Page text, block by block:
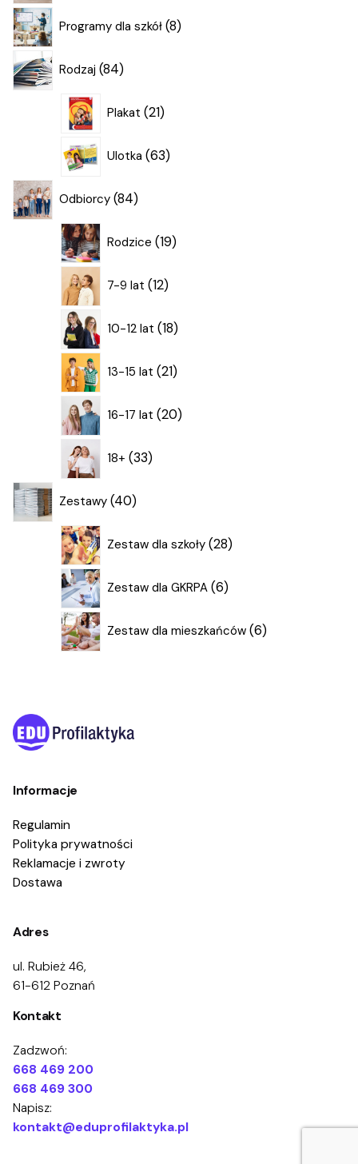
Programy dla szkół 8
8
produktów
Rodzaj 84
84
produkty
Plakat 21
21
produktów
Ulotka 63
63
produkty
Odbiorcy 84
84
produkty
Rodzice 19
19
produktów
7-9 lat 12
12
produktów
10-12 lat 18
18
produktów
13-15 lat 21
21
produktów
16-17 lat 20
20
produktów
18+ 33
33
produkty
Zestawy 40
40
produktów
Zestaw dla szkoły 28
28
produktów
Zestaw dla GKRPA 6
6
produktów
Zestaw dla mieszkańców 6
6
produktów
Informacje
Regulamin
Polityka prywatności
Reklamacje i zwroty
Dostawa
Adres
ul. Rubież 46,
61-612 Poznań
Kontakt
Zadzwoń:
668 469 200
668 469 300
Napisz:
kontakt@eduprofilaktyka.pl